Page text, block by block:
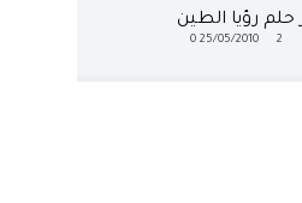
رؤيا الطين
25/05/2010
0